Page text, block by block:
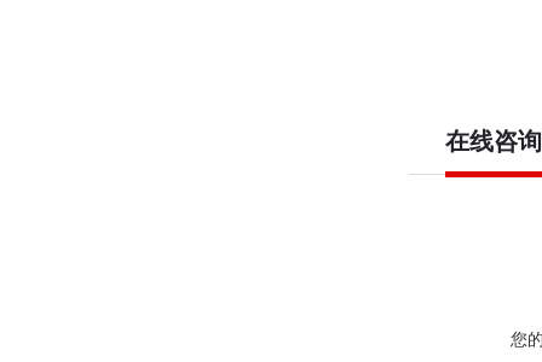
在线咨询
您